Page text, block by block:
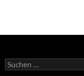
Suchen
nach: